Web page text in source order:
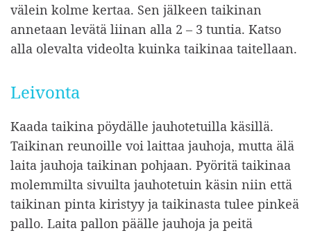
välein kolme kertaa. Sen jälkeen taikinan
annetaan levätä liinan alla 2 – 3 tuntia. Katso
alla olevalta videolta kuinka taikinaa taitellaan.
Leivonta
Kaada taikina pöydälle jauhotetuilla käsillä.
Taikinan reunoille voi laittaa jauhoja, mutta älä
laita jauhoja taikinan pohjaan. Pyöritä taikinaa
molemmilta sivuilta jauhotetuin käsin niin että
taikinan pinta kiristyy ja taikinasta tulee pinkeä
pallo. Laita pallon päälle jauhoja ja peitä